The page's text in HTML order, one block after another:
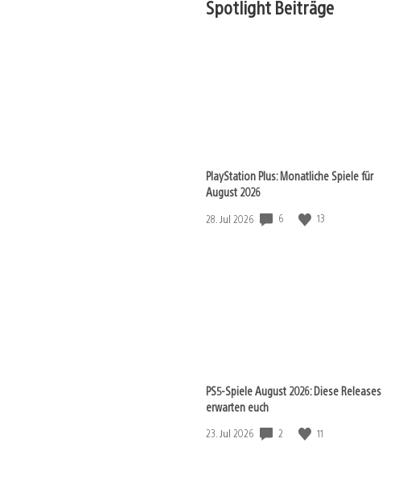
Spotlight Beiträge
PlayStation Plus: Monatliche Spiele für
August 2026
Veröffentlichungsdatum:
28. Jul 2026 6 13
PS5-Spiele August 2026: Diese Releases
erwarten euch
Veröffentlichungsdatum:
23. Jul 2026 2 11